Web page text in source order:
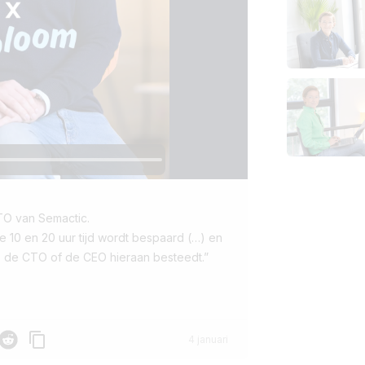
van Semactic.
10 en 20 uur tijd wordt bespaard (…) en
CTO of de CEO hieraan besteedt.”